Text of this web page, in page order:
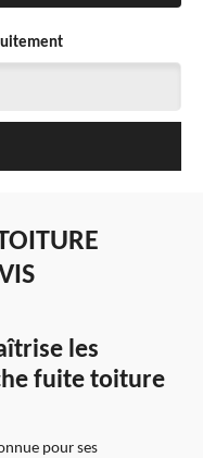
les
fuite toiture
pour ses